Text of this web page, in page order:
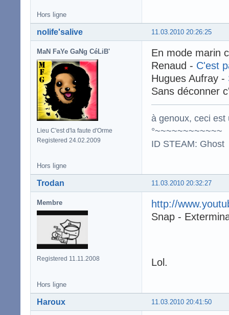
Hors ligne
11.03.2010 20:26:25
nolife'salive
MaN FaYe GaNg CéLiB'
Lieu C'est d'la faute d'Orme
Registered 24.02.2009
En mode marin
Renaud - C'est
Hugues Aufray -
Sans déconner
à genoux, ceci est
°~~~~~~~~~~~~
ID STEAM: Ghost
Hors ligne
11.03.2010 20:32:27
Trodan
Membre
Registered 11.11.2008
http://
Snap -
Lol.
Hors ligne
11.03.2010 20:41:50
Haroux